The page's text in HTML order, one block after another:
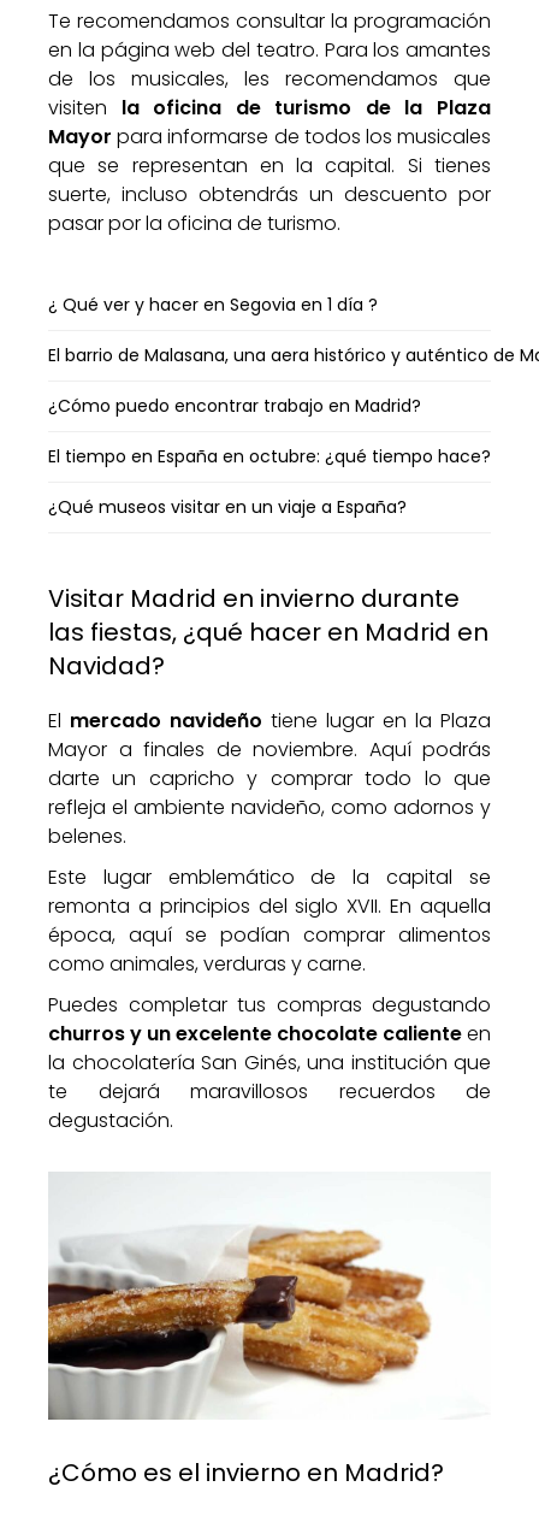
Te recomendamos consultar la programación
en la página web del teatro. Para los amantes
de los musicales, les recomendamos que
visiten la oficina de turismo de la Plaza
Mayor para informarse de todos los musicales
que se representan en la capital. Si tienes
suerte, incluso obtendrás un descuento por
pasar por la oficina de turismo.
¿ Qué ver y hacer en Segovia en 1 día ?
El barrio de Malasana, una aera histórico y auténtico de
¿Cómo puedo encontrar trabajo en Madrid?
El tiempo en España en octubre: ¿qué tiempo hace?
¿Qué museos visitar en un viaje a España?
Visitar Madrid en invierno durante
las fiestas, ¿qué hacer en Madrid en
Navidad?
El mercado navideño tiene lugar en la Plaza
Mayor a finales de noviembre. Aquí podrás
darte un capricho y comprar todo lo que
refleja el ambiente navideño, como adornos y
belenes.
Este lugar emblemático de la capital se
remonta a principios del siglo XVII. En aquella
época, aquí se podían comprar alimentos
como animales, verduras y carne.
Puedes completar tus compras degustando
churros y un excelente chocolate calienteen
la chocolatería San Ginés, una institución que
te dejará maravillosos recuerdos de
degustación.
¿Cómo es el invierno en Madrid?